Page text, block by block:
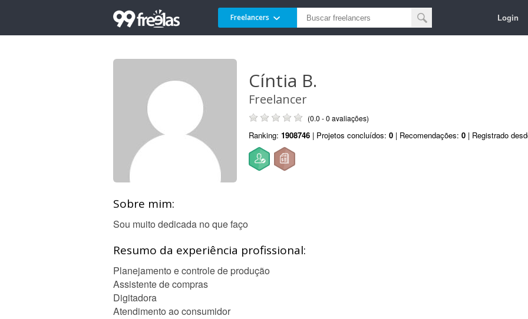
Freelancers Login
Cíntia B.
Freelancer
(0.0 - 0 avaliações)
Ranking: 1908746 | Projetos concluídos: 0 | Recomendações: 0 | Registrado
Sobre mim:
Sou muito dedicada no que faço
Resumo da experiência profissional:
Planejamento e controle de produção
Assistente de compras
Digitadora
Atendimento ao consumidor